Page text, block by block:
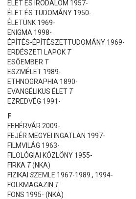
ÉLET ÉS IRODALOM 1957-
ÉLET ÉS TUDOMÁNY 1950-
ÉLETÜNK 1969-
ENIGMA 1998-
ÉPÍTÉS-ÉPÍTÉSZETTUDOMÁNY 1969-
ERDÉSZETI LAPOK T
ESŐEMBER T
ESZMÉLET 1989-
ETHNOGRAPHIA 1890-
EVANGÉLIKUS ÉLET T
EZREDVÉG 1991-
F
FEHÉRVÁR 2009-
FEJÉR MEGYEI INGATLAN 1997-
FILMVILÁG 1963-
FILOLÓGIAI KÖZLÖNY 1955-
FIRKA T(NKA)
FIZIKAI SZEMLE 1967-1989., 1994-
FOLKMAGAZIN T
FONS 1995- (NKA)